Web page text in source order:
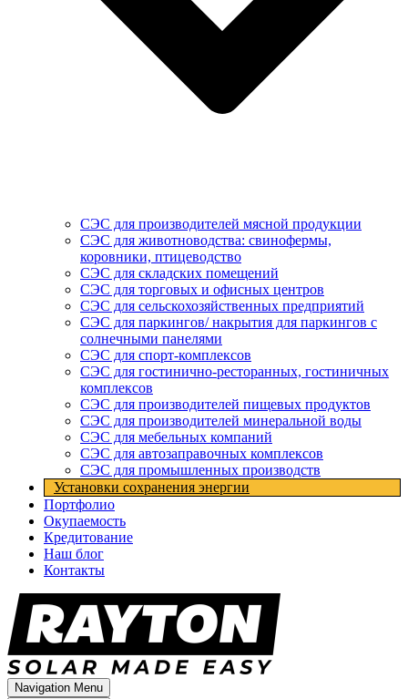
СЭС для производителей мясной продукции
СЭС для животноводства: свинофермы,
коровники, птицеводство
СЭС для складских помещений
СЭС для торговых и офисных центров
СЭС для сельскохозяйственных предприятий
СЭС для паркингов/ накрытия для паркингов с
солнечными панелями
СЭС для спорт-комплексов
СЭС для гостинично-ресторанных, гостиничных
комплексов
СЭС для производителей пищевых продуктов
СЭС для производителей минеральной воды
СЭС для мебельных компаний
СЭС для автозаправочных комплексов
СЭС для промышленных производств
Установки cохранения энергии
Портфолио
Окупаемость
Кредитование
Наш блог
Контакты
Navigation Menu